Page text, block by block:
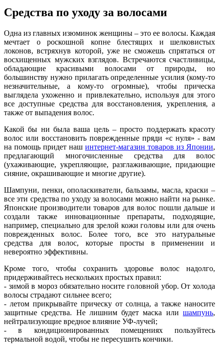
Средства по уходу за волосами
Одна из главных изюминок женщины – это ее волосы. Каждая
мечтает о роскошной копне блестящих и шелковистых
локонов, встряхнув которой, уже не сможешь спрятаться от
восхищенных мужских взглядов. Встречаются счастливицы,
обладающие красивыми волосами от природы, но
большинству нужно прилагать определенные усилия (кому-то
незначительные, а кому-то огромные), чтобы прическа
выглядела ухоженно и привлекательно, используя для этого
все доступные средства для восстановления, укрепления, а
также от выпадения волос.
Какой бы ни была ваша цель – просто поддержать красоту
волос или восстановить поврежденные пряди «с нуля» - вам
на помощь придет наш интернет-магазин товаров из Японии,
предлагающий многочисленные средства для волос
(ухаживающие, укрепляющие, разглаживающие, придающие
сияние, окрашивающие и многие другие).
Шампуни, пенки, ополаскиватели, бальзамы, масла, краски –
все эти средства по уходу за волосами можно найти на рынке.
Японские производители товаров для волос пошли дальше и
создали также инновационные препараты, подходящие,
например, специально для зрелой кожи головы или для очень
поврежденных волос. Более того, все это натуральные
средства для волос, которые просты в применении и
невероятно эффективны.
Кроме того, чтобы сохранить здоровье волос надолго,
придерживайтесь нескольких простых правил:
- зимой в мороз обязательно носите головной убор. От холода
волосы страдают сильнее всего;
- летом прикрывайте прическу от солнца, а также наносите
защитные средства. Не лишним будет маска или шампунь,
нейтрализующие вредное влияние УФ-лучей;
- в кондиционированных помещениях пользуйтесь
термальной водой, чтобы не пересушить кончики.